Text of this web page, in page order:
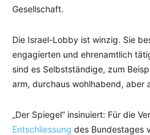
Gesellschaft.
Die Israel-Lobby ist winzig. Sie
engagierten und ehrenamtlich
sind es Selbstständige, zum
arm, durchaus wohlhabend, aber
„Der Spiegel“ insinuiert: Für die
Entschliessung des Bundestages